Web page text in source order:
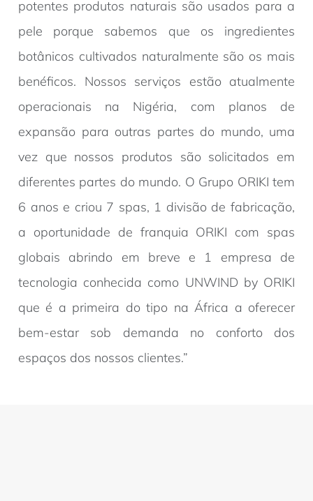
potentes produtos naturais são usados para a
pele porque sabemos que os ingredientes
botânicos cultivados naturalmente são os mais
benéficos. Nossos serviços estão atualmente
operacionais na Nigéria, com planos de
expansão para outras partes do mundo, uma
vez que nossos produtos são solicitados em
diferentes partes do mundo. O Grupo ORIKI tem
6 anos e criou 7 spas, 1 divisão de fabricação,
a oportunidade de franquia ORIKI com spas
globais abrindo em breve e 1 empresa de
tecnologia conhecida como UNWIND by ORIKI
que é a primeira do tipo na África a oferecer
bem-estar sob demanda no conforto dos
espaços dos nossos clientes.”